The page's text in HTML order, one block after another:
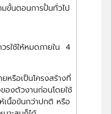
มขั้นตอนการปั้นทั่วไป
รใช้ให้หมดภายใน 4
รือเป็นโครงสร้างที่
องตัวงานก่อนโดยใช้
นื้อข้นกว่าปกติ หรือ